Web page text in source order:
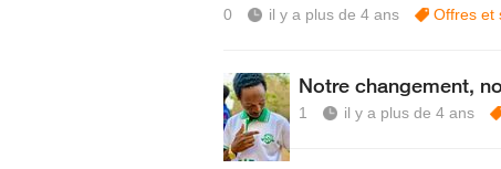
0 il y a plus de 4 ans Offres et
Notre changement,
1 il y a plus de 4 ans